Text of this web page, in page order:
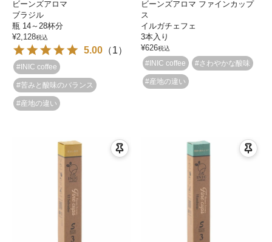
ビーンズアロマ
ブラジル
瓶 14～28杯分
¥2,128税込
5.00 （1）
#INIC coffee
#苦みと酸味のバランス
#産地の違い
ビーンズアロマ ファインカップ
ス
イルガチェフェ
3本入り
¥626税込
#INIC coffee #さわやかな酸味
#産地の違い